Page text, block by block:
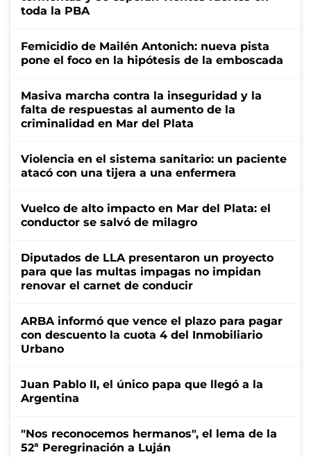
toda la PBA
Femicidio de Mailén Antonich: nueva pista
pone el foco en la hipótesis de la emboscada
Masiva marcha contra la inseguridad y la
falta de respuestas al aumento de la
criminalidad en Mar del Plata
Violencia en el sistema sanitario: un paciente
atacó con una tijera a una enfermera
Vuelco de alto impacto en Mar del Plata: el
conductor se salvó de milagro
Diputados de LLA presentaron un proyecto
para que las multas impagas no impidan
renovar el carnet de conducir
ARBA informó que vence el plazo para pagar
con descuento la cuota 4 del Inmobiliario
Urbano
Juan Pablo II, el único papa que llegó a la
Argentina
"Nos reconocemos hermanos", el lema de la
52ª Peregrinación a Luján